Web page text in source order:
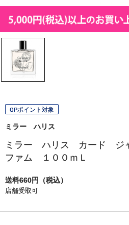
OPポイント対象
ミラー ハリス
ミラー ハリス カード ジ
ファム １００ｍＬ
送料660円（税込）
店舗受取可